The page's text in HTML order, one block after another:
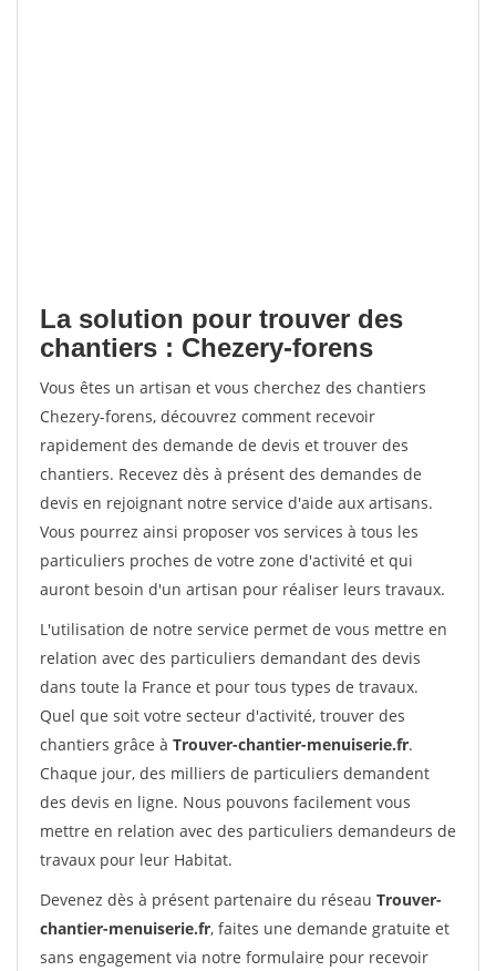
La solution pour trouver des
chantiers : Chezery-forens
Vous êtes un artisan et vous cherchez des chantiers
Chezery-forens, découvrez comment recevoir
rapidement des demande de devis et trouver des
chantiers. Recevez dès à présent des demandes de
devis en rejoignant notre service d'aide aux artisans.
Vous pourrez ainsi proposer vos services à tous les
particuliers proches de votre zone d'activité et qui
auront besoin d'un artisan pour réaliser leurs travaux.
L'utilisation de notre service permet de vous mettre en
relation avec des particuliers demandant des devis
dans toute la France et pour tous types de travaux.
Quel que soit votre secteur d'activité, trouver des
chantiers grâce à Trouver-chantier-menuiserie.fr.
Chaque jour, des milliers de particuliers demandent
des devis en ligne. Nous pouvons facilement vous
mettre en relation avec des particuliers demandeurs de
travaux pour leur Habitat.
Devenez dès à présent partenaire du réseau Trouver-
chantier-menuiserie.fr, faites une demande gratuite et
sans engagement via notre formulaire pour recevoir